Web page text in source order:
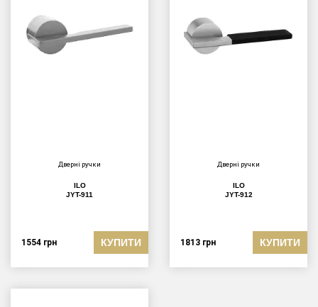
Дверні ручки
ILO
JYT-911
1554 грн КУПИТИ
Дверні ручки
ILO
JYT-912
1813 грн КУПИТИ